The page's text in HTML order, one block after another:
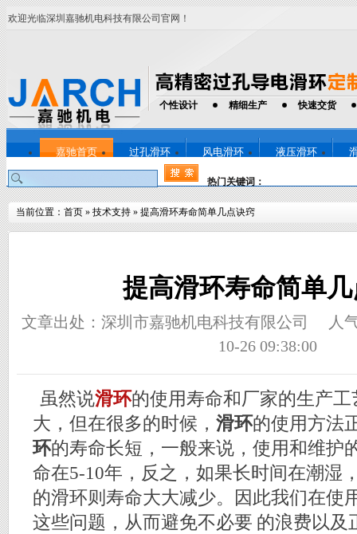
欢迎光临深圳嘉驰机电科技有限公司官网！
个性设计 精细生产 快速交货
嘉驰首页 过孔滑环 风电滑环 液压滑环
热门关键词：
当前位置： 首页 » 技术支持 » 提高滑环寿命简单几点诀窍
提高滑环寿命简单
文章出处：深圳市嘉驰机电科技有限公司
人
10-26 09:38:00
虽然说滑环的使用寿命和厂家的生产
大，但在很多的时候， 滑环的使用方法
环的寿命长短，一般来说，使用和维护
命在5-10年，反之，如果长时间在潮湿
的滑环则寿命大大减少。因此我们在使
这些问题，从而避免不必要 的浪费以及